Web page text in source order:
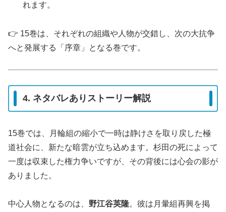
れます。
👉 15巻は、それぞれの組織や人物が交錯し、次の大抗争
へと発展する「序章」となる巻です。
4. ネタバレありストーリー解説
15巻では、月輪組の縮小で一時は静けさを取り戻した極
道社会に、新たな暗雲が立ち込めます。杉田の死によって
一度は収束した権力争いですが、その背後には心会の影が
ありました。
中心人物となるのは、 野江谷英隆。彼は月暈組再興を掲